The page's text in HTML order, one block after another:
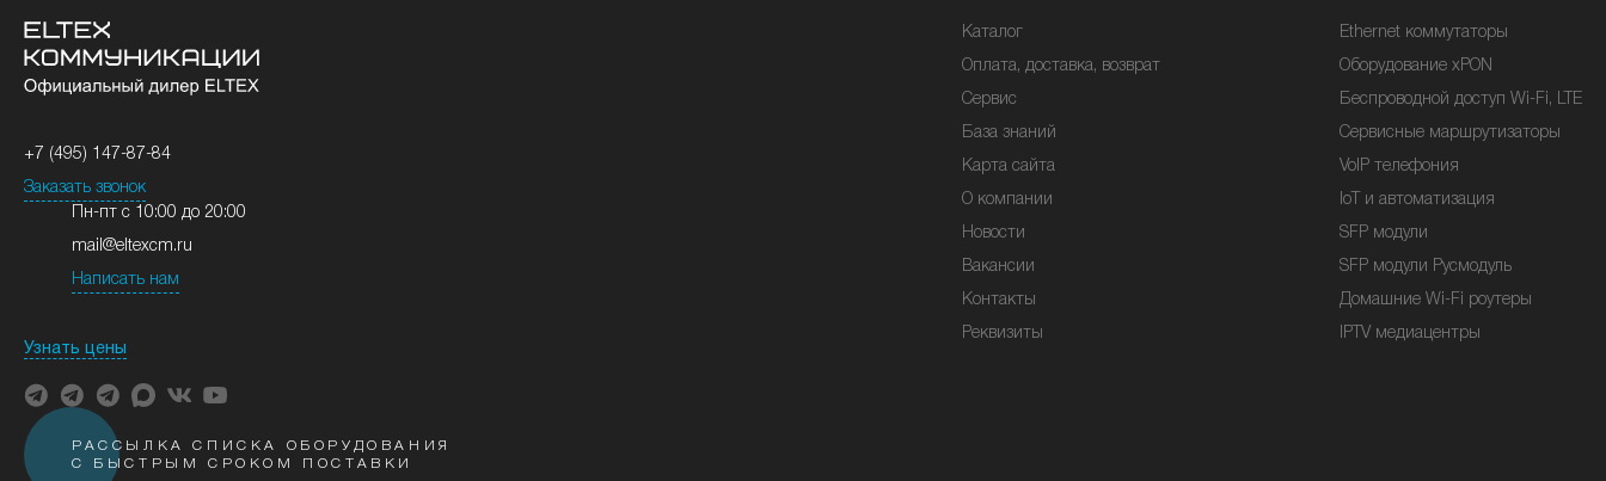
+7 (495) 147-87-84
Заказать звонок
Пн-пт с 10:00 до 20:00
mail@eltexcm.ru
Написать нам
Узнать цены
Каталог
Оплата, доставка, возврат
Сервис
База знаний
Карта сайта
О компании
Новости
Вакансии
Контакты
Реквизиты
Ethernet коммутаторы
Оборудование xPON
Беспроводной доступ Wi-Fi, LTE
Сервисные маршрутизаторы
VoIP телефония
IoT и автоматизация
SFP модули
SFP модули Русмодуль
Домашние Wi-Fi роутеры
IPTV медиацентры
РАССЫЛКА СПИСКА ОБОРУДОВАНИЯ
С БЫСТРЫМ СРОКОМ ПОСТАВКИ